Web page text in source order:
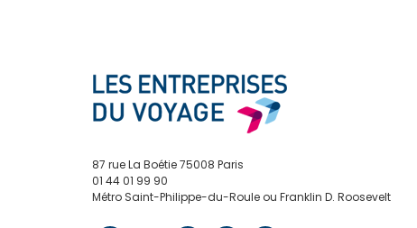
87 rue La Boétie 75008 Paris
01 44 01 99 90
Métro Saint-Philippe-du-Roule ou Franklin D. Roosevelt